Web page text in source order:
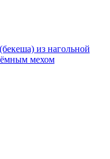
из нагольной
мехом